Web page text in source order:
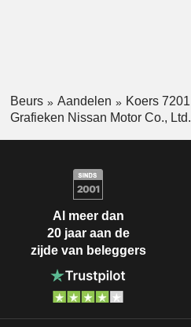
Beurs Aandelen
Koers 7201
Grafieken Nissan Motor Co., Ltd.
Al meer dan
20 jaar aan de
zijde van beleggers